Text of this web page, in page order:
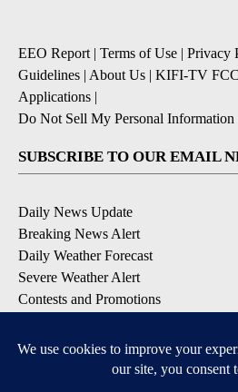
EEO Report| Terms of Use | Privacy
Guidelines | About Us | KIFI-TV
Applications |
Do Not Sell My Personal Information
SUBSCRIBE TO OUR EMAIL
Daily News Update
Breaking News Alert
Daily Weather Forecast
Severe Weather Alert
Contests and Promotions